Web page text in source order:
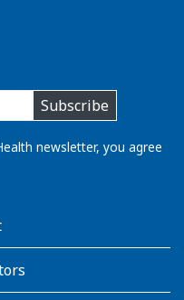
Subscribe
newsletter, you agree